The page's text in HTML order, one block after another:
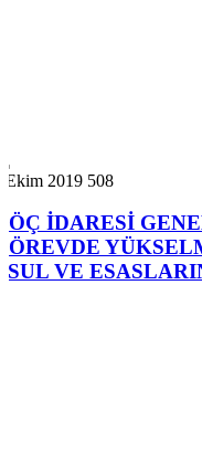
Ekim 2019 508
İDARESİ
VE